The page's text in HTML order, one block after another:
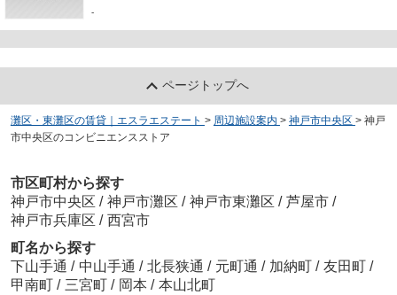
-
ページトップへ
灘区・東灘区の賃貸｜エスラエステート > 周辺施設案内 > 神戸市中央区 > 神戸
市中央区のコンビニエンスストア
市区町村から探す
神戸市中央区 / 神戸市灘区 / 神戸市東灘区 / 芦屋市 /
神戸市兵庫区 / 西宮市
町名から探す
下山手通 / 中山手通 / 北長狭通 / 元町通 / 加納町 / 友田町 /
甲南町 / 三宮町 / 岡本 / 本山北町